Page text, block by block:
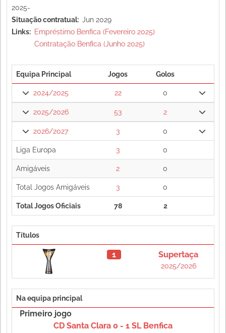
2025-
Situação contratual
Jun 2029
Links
Empréstimo Benfica (Fevereiro 2025)
Contratação Benfica (Junho 2025)
Equipa Principal Jogos Golos
2024/2025 22 0
2025/2026 53 2
2026/2027 3 0
Liga Europa 3 0
Amigáveis 2 0
Total Jogos Amigáveis 3 0
Total Jogos Oficiais 78 2
Títulos
1 Supertaça
2025/2026
Na equipa principal
Primeiro jogo
CD Santa Clara 0 - 1 SL Benfica